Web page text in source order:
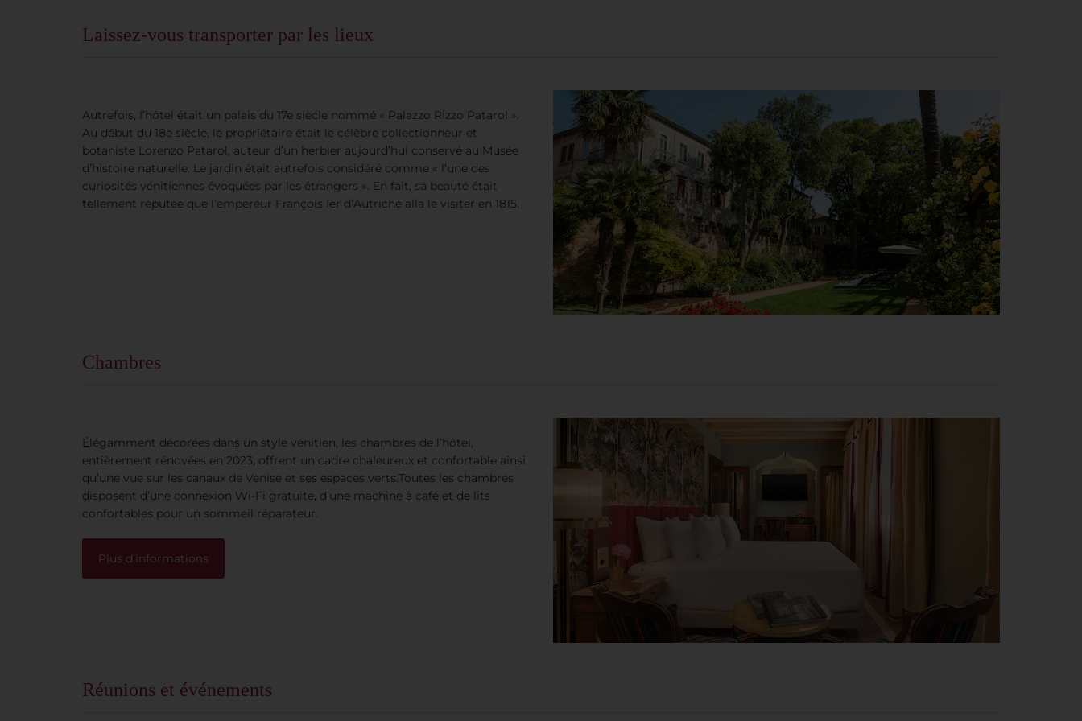
Laissez-vous transporter par les lieux
Autrefois, l’hôtel était un palais du 17e siècle nommé « Palazzo Rizzo Patarol ».
Au début du 18e siècle, le propriétaire était le célèbre collectionneur et
botaniste Lorenzo Patarol, auteur d’un herbier aujourd’hui conservé au Musée
d’histoire naturelle. Le jardin était autrefois considéré comme « l’une des
curiosités vénitiennes évoquées par les étrangers ». En fait, sa beauté était
tellement réputée que l’empereur François Ier d’Autriche alla le visiter en 1815.
Chambres
Élégamment décorées dans un style vénitien, les chambres de l’hôtel,
entièrement rénovées en 2023, offrent un cadre chaleureux et confortable ainsi
qu’une vue sur les canaux de Venise et ses espaces verts.Toutes les chambres
disposent d’une connexion Wi-Fi gratuite, d’une machine à café et de lits
confortables pour un sommeil réparateur.
Plus d’informations
Réunions et événements